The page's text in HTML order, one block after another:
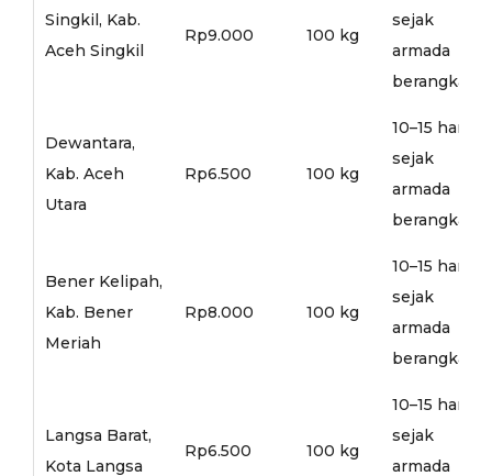
Singkil, Kab.
Aceh Singkil
Rp9.000 100 kg
sejak
armada
berangkat
Dewantara,
Kab. Aceh
Utara
Rp6.500 100 kg
10–15 hari
sejak
armada
berangkat
Bener Kelipah,
Kab. Bener
Meriah
Rp8.000 100 kg
10–15 hari
sejak
armada
berangkat
Langsa Barat,
Kota Langsa
Rp6.500 100 kg
10–15 hari
sejak
armada